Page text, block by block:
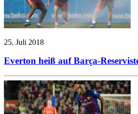
25. Juli 2018
Everton heiß auf Barça-